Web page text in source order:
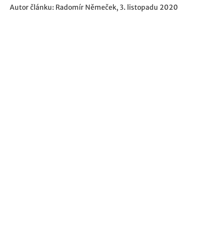
Autor článku: Radomír Němeček, 3. listopadu 2020